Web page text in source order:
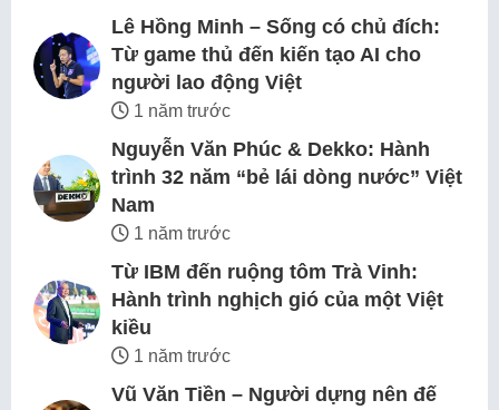
Lê Hồng Minh – Sống có chủ đích:
Từ game thủ đến kiến tạo AI cho
người lao động Việt
1 năm trước
Nguyễn Văn Phúc & Dekko: Hành
trình 32 năm “bẻ lái dòng nước” Việt
Nam
1 năm trước
Từ IBM đến ruộng tôm Trà Vinh:
Hành trình nghịch gió của một Việt
kiều
1 năm trước
Vũ Văn Tiền – Người dựng nên đế